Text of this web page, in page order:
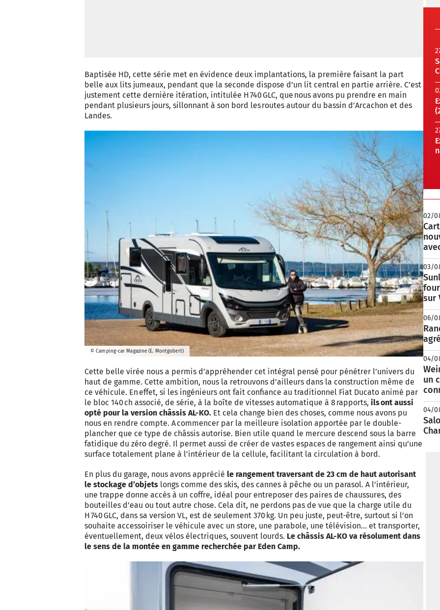
Baptisée HD, cette série met en évidence deux implantations, la première faisant la part
belle aux lits jumeaux, pendant que la seconde dispose d’un lit central en partie arrière. C’est
justement cette dernière itération, intitulée H 740 GLC, que nous avons pu prendre en main
pendant plusieurs jours, sillonnant à son bord les routes autour du bassin d’Arcachon et des
Landes.
© Camping-car Magazine (E. Montgobert)
Cette belle virée nous a permis d’appréhender cet intégral pensé pour pénétrer l’univers du
haut de gamme. Cette ambition, nous la retrouvons d’ailleurs dans la construction même de
ce véhicule. En effet, si les ingénieurs ont fait confiance au traditionnel Fiat Ducato animé par
le bloc 140 ch associé, de série, à la boîte de vitesses automatique à 8 rapports, ils ont aussi
opté pour la version châssis AL-KO. Et cela change bien des choses, comme nous avons pu
nous en rendre compte. A commencer par la meilleure isolation apportée par le double-
plancher que ce type de châssis autorise. Bien utile quand le mercure descend sous la barre
fatidique du zéro degré. Il permet aussi de créer de vastes espaces de rangement ainsi qu’une
surface totalement plane à l’intérieur de la cellule, facilitant la circulation à bord.
En plus du garage, nous avons apprécié le rangement traversant de 23 cm de haut autorisant
le stockage d’objets longs comme des skis, des cannes à pêche ou un parasol. A l’intérieur,
une trappe donne accès à un coffre, idéal pour entreposer des paires de chaussures, des
bouteilles d’eau ou tout autre chose. Cela dit, ne perdons pas de vue que la charge utile du
H 740 GLC, dans sa version VL, est de seulement 370 kg. Un peu juste, peut-être, surtout si l’on
souhaite accessoiriser le véhicule avec un store, une parabole, une télévision… et transporter,
éventuellement, deux vélos électriques, souvent lourds. Le châssis AL-KO va résolument dans
le sens de la montée en gamme recherchée par Eden Camp.
02/
03/
sur
06/
04/
un
04/